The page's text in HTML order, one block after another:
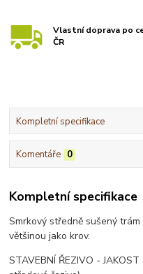
Vlastní doprava po
ČR
Kompletní specifikace
Komentáře 0
Kompletní specifikace
Smrkový středně sušený trám
většinou jako krov.
STAVEBNÍ ŘEZIVO - JAKOST